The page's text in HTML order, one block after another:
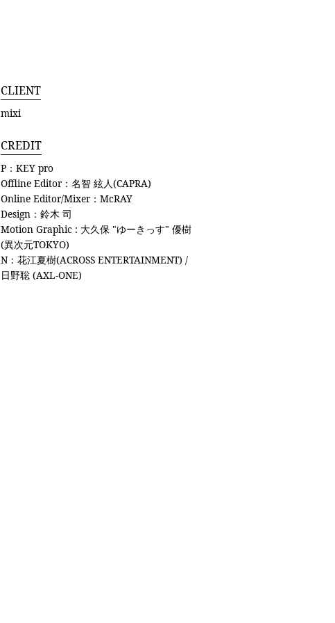
CLIENT
mixi
CREDIT
P：KEY pro
Offline Editor：名智 絃人(CAPRA)
Online Editor/Mixer：McRAY
Design：鈴木 司
Motion Graphic : 大久保 "ゆーきっす" 優樹
(異次元TOKYO)
N：花江夏樹(ACROSS ENTERTAINMENT) /
日野聡 (AXL-ONE)